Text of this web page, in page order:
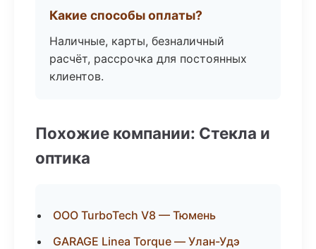
Какие способы оплаты?
Наличные, карты, безналичный
расчёт, рассрочка для постоянных
клиентов.
Похожие компании: Стекла и
оптика
ООО TurboTech V8 — Тюмень
GARAGE Linea Torque — Улан-Удэ